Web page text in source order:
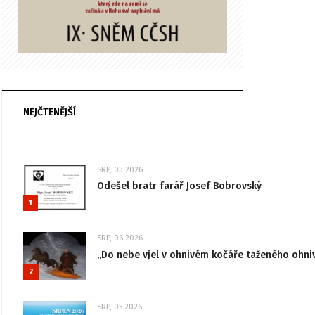
NEJČTENĚJŠÍ
1
SRP, 03 2026
Odešel bratr farář Josef Bobrovský
2
SRP, 06 2026
„Do nebe vjel v ohnivém kočáře taženého
SRP, 05 2026